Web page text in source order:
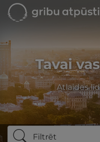
Tavai
Atlaides
Filtrēt